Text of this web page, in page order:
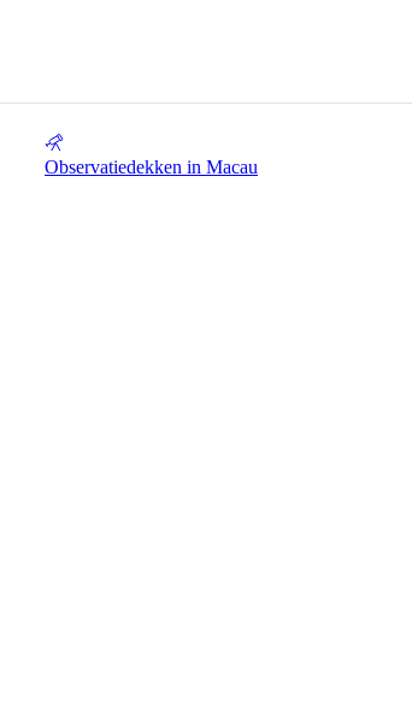
Observatiedekken in Macau